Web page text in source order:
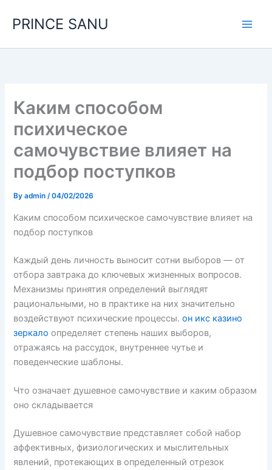
PRINCE SANU
Каким способом
психическое
самочувствие влияет на
подбор поступков
Byadmin/04/02/2026
Каким способом психическое самочувствие влияет на
подбор поступков
Каждый день личность выносит сотни выборов — от
отбора завтрака до ключевых жизненных вопросов.
Механизмы принятия определений выглядят
рациональными, но в практике на них значительно
воздействуют психические процессы.он икс казино
зеркало определяет степень наших выборов,
отражаясь на рассудок, внутреннее чутье и
поведенческие шаблоны.
Что означает душевное самочувствие и каким образом
оно складывается
Душевное самочувствие представляет собой набор
аффективных, физиологических и мыслительных
явлений, протекающих в определенный отрезок